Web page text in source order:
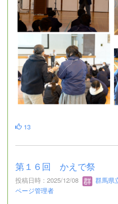
13
第１６回 かえで祭
投稿日時 : 2025/12/08
群馬県
ページ管理者